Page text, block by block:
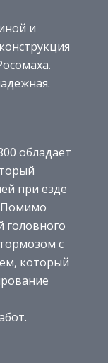
и
обладает
при езде
Помимо
головного
с
который